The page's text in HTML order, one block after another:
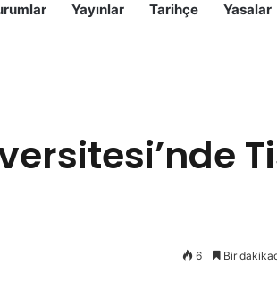
Yayınlar Tarihçe Yasalar
6 Bir